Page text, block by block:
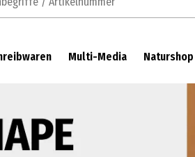
/ Artikelnummer
Multi-Media Naturshop